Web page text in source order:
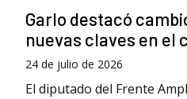
Garlo destacó
nuevas claves en el
24 de julio de 2026
El diputado del Frente